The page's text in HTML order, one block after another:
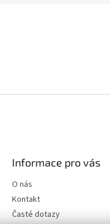
Informace pro vás
O nás
Kontakt
Časté dotazy